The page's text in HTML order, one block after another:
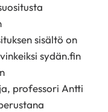
sisältö on
sydän.fin
professori Antti